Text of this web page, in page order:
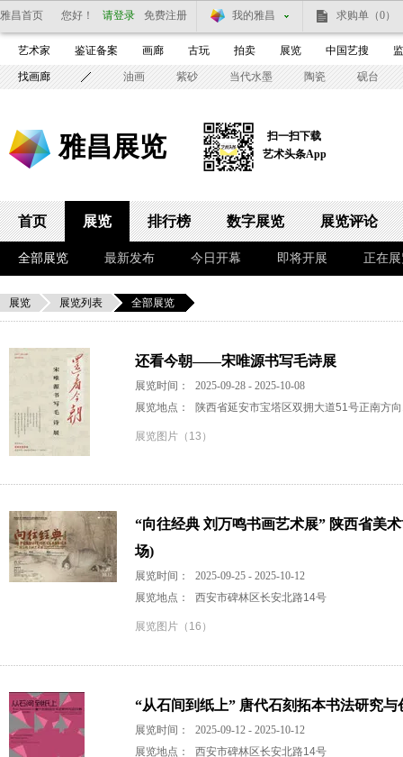
雅昌首页 您好！ 请登录 免费注册 我的雅昌 求购单 （0）
艺术家 鉴证备案 画廊 古玩 拍卖 展览 中国艺搜
找画廊 油画 紫砂 当代水墨 陶瓷 砚台
雅昌展览
扫一扫下载
艺术头条App
首页 展览 排行榜 数字展览 展览评论
全部展览 最新发布 今日开幕 即将开展 正在
展览 展览列表 全部展览
还看今朝——宋唯源书写毛诗展
展览时间：
2025-09-28 - 2025-10-08
展览地点：
陕西省延安市宝塔区双拥大道51号正南方
展览图片（13）
“向往经典 刘万鸣书画艺术展” 陕西省美
场)
展览时间：
2025-09-25 - 2025-10-12
展览地点：
西安市碑林区长安北路14号
展览图片（16）
“从石间到纸上” 唐代石刻拓本书法研究与
展览时间：
2025-09-12 - 2025-10-12
展览地点：
西安市碑林区长安北路14号